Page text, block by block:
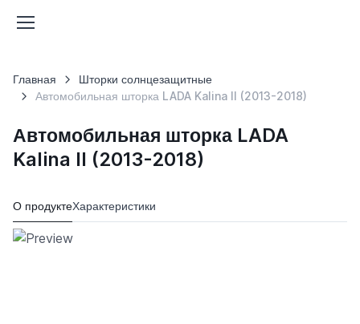
Главная
Шторки солнцезащитные
Автомобильная шторка LADA Kalina II (2013-2018)
Автомобильная шторка LADA
Kalina II (2013-2018)
О продуктеХарактеристики